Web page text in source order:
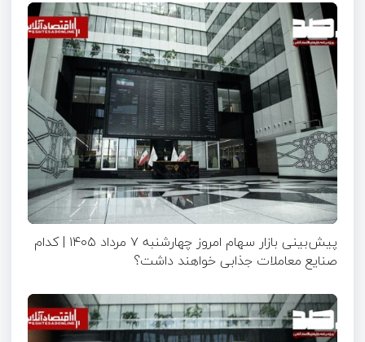
پیش‌بینی بازار سهام امروز چهارشنبه ۷ مرداد ۱۴۰۵ | کدام
صنایع معاملات جذابی خواهند داشت؟